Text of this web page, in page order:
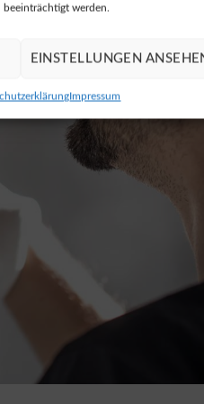
werden.
EINSTELLUNGEN
Impressum